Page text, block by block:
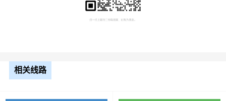
整车运输价格计算方式通常是按单价×公里，
根据货物类型选择合适车型
相关线路